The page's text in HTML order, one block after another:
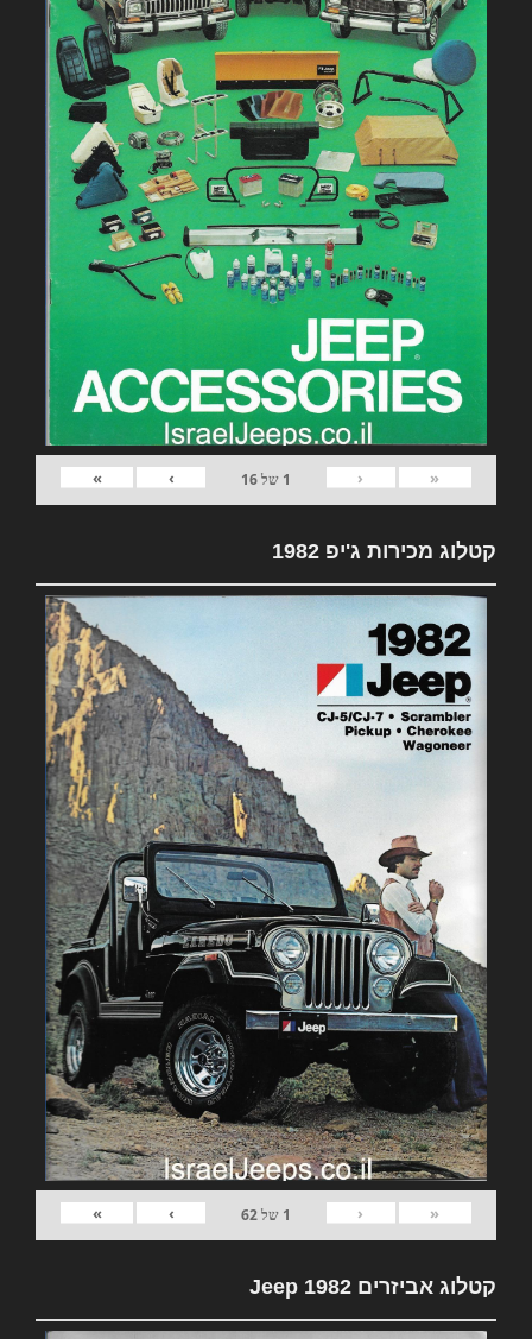
«
‹
1 של16
›
»
קטלוג מכירות ג'יפ 1982
«
‹
1 של62
›
»
קטלוג אביזרים 1982 Jeep